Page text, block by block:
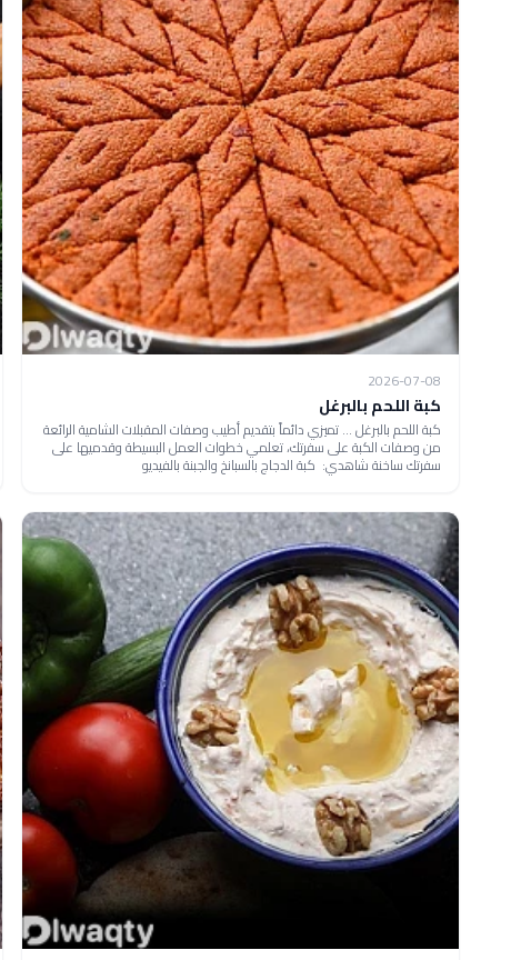
2026-07-08
كبة اللحم بالبرغل
كبة اللحم بالبرغل ... تميزي دائماً بتقديم أطيب وصفات المقبلات الشامية الرائعة
من وصفات الكبة على سفرتك، تعلمي خطوات العمل البسيطة وقدميها على
سفرتك ساخنة شاهدي: كبة الدجاج بالسبانخ والجبنة بالفيديو